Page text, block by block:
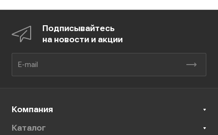
Подписывайтесь
на новости и акции
Компания
Каталог